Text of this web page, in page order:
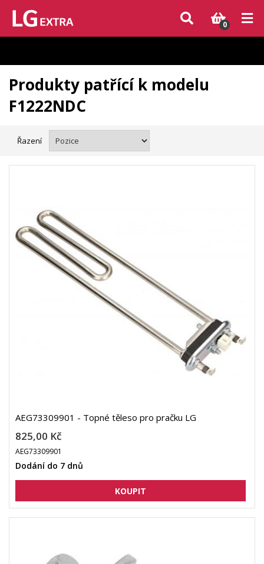
Vzhledem k aktuální situaci se může dodání dílů, které nejsou skladem,
zpozdit. Děkujeme za pochopení.
0
Produkty patřící k modelu
F1222NDC
Řazení
AEG73309901 - Topné těleso pro pračku LG
825,00 Kč
AEG73309901
Dodání do 7 dnů